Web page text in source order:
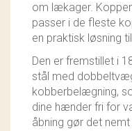
om lækager.
passer i de fleste
en praktisk løsning
Den er fremstillet i
stål med
kobberbelægning,
dine hænder fri for
åbning gør det